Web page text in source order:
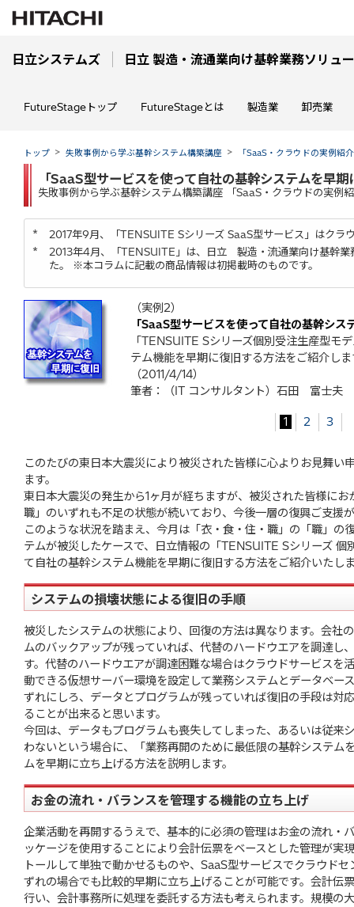
日立システムズ 日立 製造・流通業向け基幹業務ソリュ
FutureStageトップ FutureStageとは 製造業 卸売業
トップ 失敗事例から学ぶ基幹システム構築講座 「SaaS・クラウドの実例紹
「SaaS型サービスを使って自社の基幹システムを早期
失敗事例から学ぶ基幹システム構築講座 「SaaS・クラウドの実例
*
2017年9月、「TENSUITE Sシリーズ SaaS型サービス」はクラ
*
2013年4月、「TENSUITE」は、日立 製造・流通業向け基幹
た。 ※本コラムに記載の商品情報は初掲載時のものです。
（実例2）
「SaaS型サービスを使って自社の基幹シス
「TENSUITE Sシリーズ個別受注生産型モ
テム機能を早期に復旧する方法をご紹介しま
（2011/4/14）
筆者：（IT コンサルタント）石田 富士夫
1 2 3
このたびの東日本大震災により被災された皆様に心よりお見舞い
ます。
東日本大震災の発生から1ヶ月が経ちますが、被災された皆様に
職」のいずれも不足の状態が続いており、今後一層の復興ご支援
このような状況を踏まえ、今月は「衣・食・住・職」の「職」の
テムが被災したケースで、日立情報の「TENSUITE Sシリーズ
て自社の基幹システム機能を早期に復旧する方法をご紹介いたし
システムの損壊状態による復旧の手順
被災したシステムの状態により、回復の方法は異なります。会社
ムのバックアップが残っていれば、代替のハードウエアを調達し
す。代替のハードウエアが調達困難な場合はクラウドサービスを
動できる仮想サーバー環境を設定して業務システムとデータベー
ずれにしろ、データとプログラムが残っていれば復旧の手段は対
ることが出来ると思います。
今回は、データもプログラムも喪失してしまった、あるいは従来
わないという場合に、「業務再開のために最低限の基幹システム
ムを早期に立ち上げる方法を説明します。
お金の流れ・バランスを管理する機能の立ち上げ
企業活動を再開するうえで、基本的に必須の管理はお金の流れ・
ッケージを使用することにより会計伝票をベースとした管理が実
トールして単独で動かせるものや、SaaS型サービスでクラウド
ずれの場合でも比較的早期に立ち上げることが可能です。会計伝
行い、会計事務所に処理を委託する方法も考えられます。規模の